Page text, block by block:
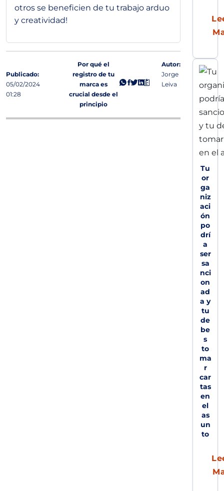
otros se beneficien de tu trabajo arduo
y creatividad!
Publicado:
05/02/2024
01:28
Por qué el
registro de tu
marca es
crucial desde el
principio
Autor:
Jorge
Leiva
Tu
or
ga
niz
aci
ón
po
drí
a
ser
sa
nci
on
ad
a y
tu
de
be
s
to
ma
r
car
tas
en
el
as
un
to